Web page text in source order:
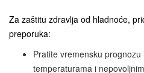
Za zaštitu zdravlja od hladnoće,
preporuka:
Pratite vremensku
temperaturama i